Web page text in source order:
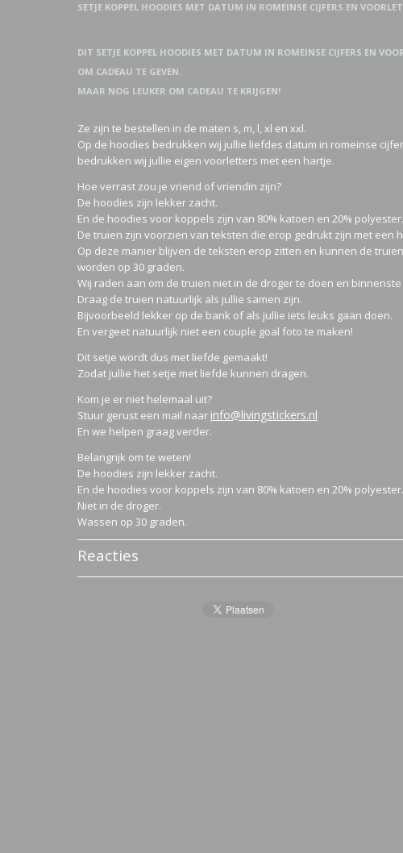
SETJE KOPPEL HOODIES MET DATUM IN ROMEINSE CIJFERS EN
DIT SETJE KOPPEL HOODIES MET DATUM IN ROMEINSE CIJFERS EN
OM CADEAU TE GEVEN.
MAAR NOG LEUKER OM CADEAU TE KRIJGEN!
Ze zijn te bestellen in de maten s, m, l, xl en xxl.
Op de hoodies bedrukken wij jullie liefdes datum in romeinse
bedrukken wij jullie eigen voorletters met een hartje.
Hoe verrast zou je vriend of vriendin zijn?
De hoodies zijn lekker zacht.
En de hoodies voor koppels zijn van 80% katoen en 20% polyester.
De truien zijn voorzien van teksten die erop gedrukt zijn met een
Op deze manier blijven de teksten erop zitten en kunnen de
worden op 30 graden.
Wij raden aan om de truien niet in de droger te doen en
Draag de truien natuurlijk als jullie samen zijn.
Bijvoorbeeld lekker op de bank of als jullie iets leuks gaan doen.
En vergeet natuurlijk niet een couple goal foto te maken!
Dit setje wordt dus met liefde gemaakt!
Zodat jullie het setje met liefde kunnen dragen.
Kom je er niet helemaal uit?
Stuur gerust een mail naar info@livingstickers.nl
En we helpen graag verder.
Belangrijk om te weten!
De hoodies zijn lekker zacht.
En de hoodies voor koppels zijn van 80% katoen en 20% polyester.
Niet in de droger.
Wassen op 30 graden.
Reacties